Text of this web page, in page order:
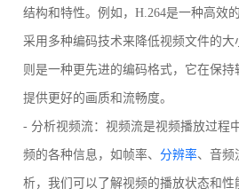
结构和特性。例如，H.264是一种高效
采用多种编码技术来降低视频文件的大
则是一种更先进的编码格式，它在保
提供更好的画质和流畅度。
- 分析视频流：视频流是视频播放过程
频的各种信息，如帧率、 分辨率、音频
析，我们可以了解视频的播放状态和